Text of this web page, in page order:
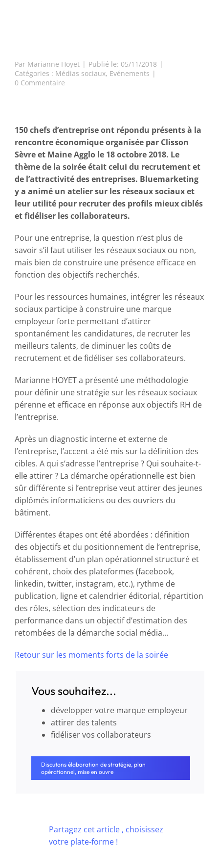
Par Marianne Hoyet | Publié le: 05/11/2018 |
Catégories : Médias sociaux, Evénements |
0 Commentaireon
“Rencontre
développement
économique”
de
l’agglo
Clisson
Sèvre
et
Maine
150 chefs d’entreprise ont répondu présents à la
rencontre économique organisée par Clisson
Sèvre et Maine Agglo le 18 octobre 2018. Le
thème de la soirée était celui du recrutement et
de l’attractivité des entreprises. Bluemarketing
y a animé un atelier sur les réseaux sociaux et
leur utilité pour recruter des profils mieux ciblés
et fidéliser les collaborateurs.
Pour une entreprise, la question n’est plus de
savoir s’il faut utiliser les réseaux sociaux ou non,
mais bien de construire une présence efficace en
fonction des objectifs recherchés.
Pour les ressources humaines, intégrer les réseaux
sociaux participe à construire une marque
employeur forte permettant d’attirer
spontanément les candidatures, de recruter les
meilleurs talents, de diminuer les coûts de
recrutement et de fidéliser ses collaborateurs.
Marianne HOYET a présenté une méthodologie
pour définir une stratégie sur les réseaux sociaux
pérenne et efficace en réponse aux objectifs RH de
l’entreprise.
Après un diagnostic interne et externe de
l’entreprise, l’accent a été mis sur la définition des
cibles. A qui s’adresse l’entreprise ? Qui souhaite-t-
elle attirer ? La démarche opérationnelle est bien
sûr différente si l’entreprise veut attirer des jeunes
diplômés informaticiens ou des ouvriers du
bâtiment.
Différentes étapes ont été abordées : définition
des objectifs et du positionnement de l’entreprise,
établissement d’un plan opérationnel structuré et
cohérent, choix des plateformes (facebook,
linkedin, twitter, instagram, etc.), rythme de
publication, ligne et calendrier éditorial, répartition
des rôles, sélection des indicateurs de
performance dans un objectif d’estimation des
retombées de la démarche social média…
Retour sur les moments forts de la soirée
Vous souhaitez...
développer votre marque employeur
attirer des talents
fidéliser vos collaborateurs
Discutons élaboration de stratégie, plan
opérationnel, mise en ouvre
Partagez cet article , choisissez
votre plate-forme !